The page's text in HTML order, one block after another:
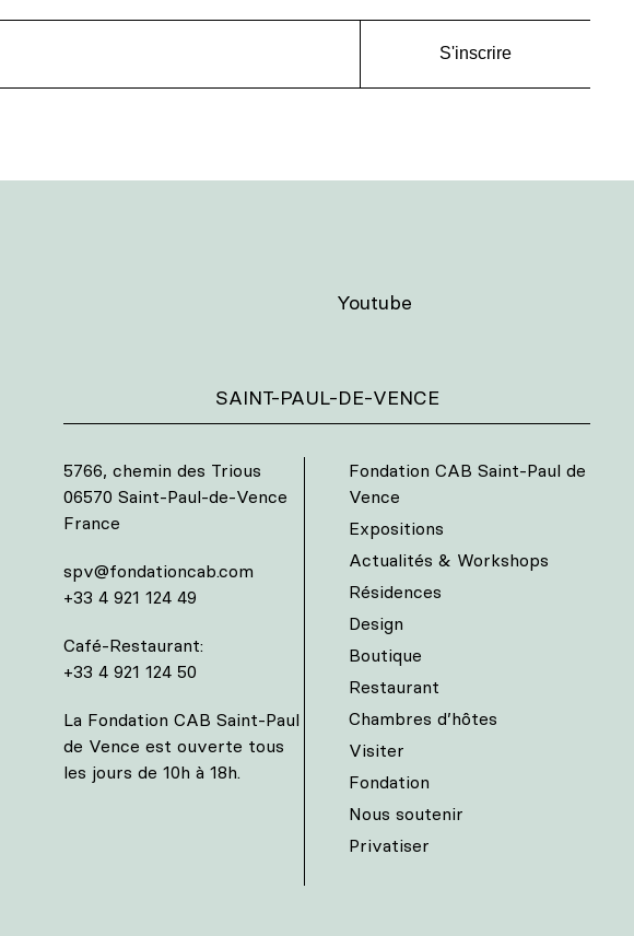
S'inscrire
Youtube
SAINT-PAUL-DE-VENCE
5766, chemin des Trious
06570 Saint-Paul-de-Vence
France
spv@fondationcab.com
+33 4 921 124 49
Café-Restaurant:
+33 4 921 124 50
La Fondation CAB Saint-Paul
de Vence est ouverte tous
les jours de 10h à 18h.
Fondation CAB Saint-Paul de
Vence
Expositions
Actualités & Workshops
Résidences
Design
Boutique
Restaurant
Chambres d’hôtes
Visiter
Fondation
Nous soutenir
Privatiser